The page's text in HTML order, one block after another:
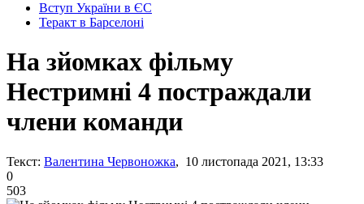
Вступ України в ЄС
Теракт в Барселоні
На зйомках фільму
Нестримні 4 постраждали
члени команди
Текст: Валентина Червоножка, 10 листопада 2021, 13:33
0
503